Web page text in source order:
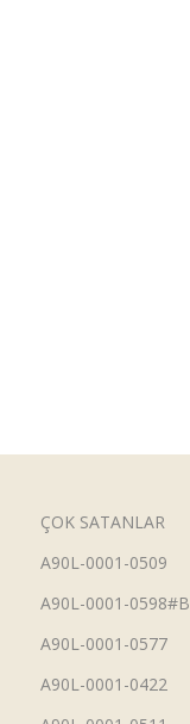
ÇOK SATANLAR
A90L-0001-0509
A90L-0001-0598#B
A90L-0001-0577
A90L-0001-0422